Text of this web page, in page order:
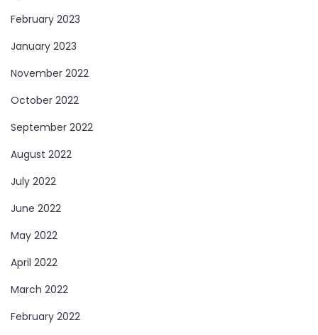
February 2023
January 2023
November 2022
October 2022
September 2022
August 2022
July 2022
June 2022
May 2022
April 2022
March 2022
February 2022